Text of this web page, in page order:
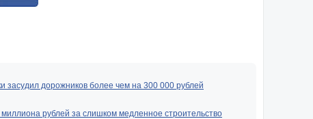
засудил дорожников более чем на 300 000 рублей
рублей за слишком медленное строительство